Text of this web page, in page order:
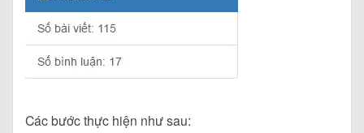
Các bước thực hiện như sau: